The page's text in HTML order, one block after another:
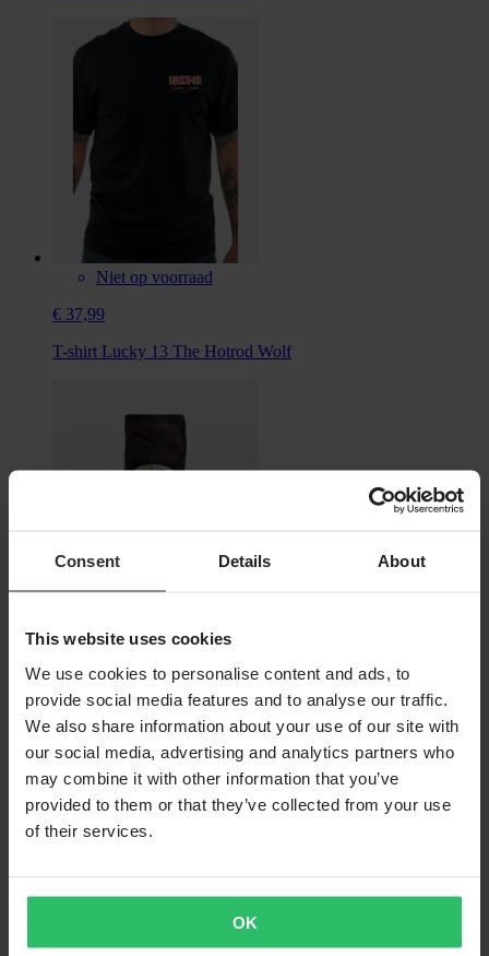
Consent Details About
This website uses cookies
We use cookies to personalise content and ads, to
provide social media features and to analyse our traffic.
We also share information about your use of our site with
our social media, advertising and analytics partners who
may combine it with other information that you’ve
provided to them or that they’ve collected from your use
of their services.
OK
Niet op voorraad
€ 37,99
T-shirt Lucky 13 The Hotrod Wolf
Niet op voorraad
€ 16,99